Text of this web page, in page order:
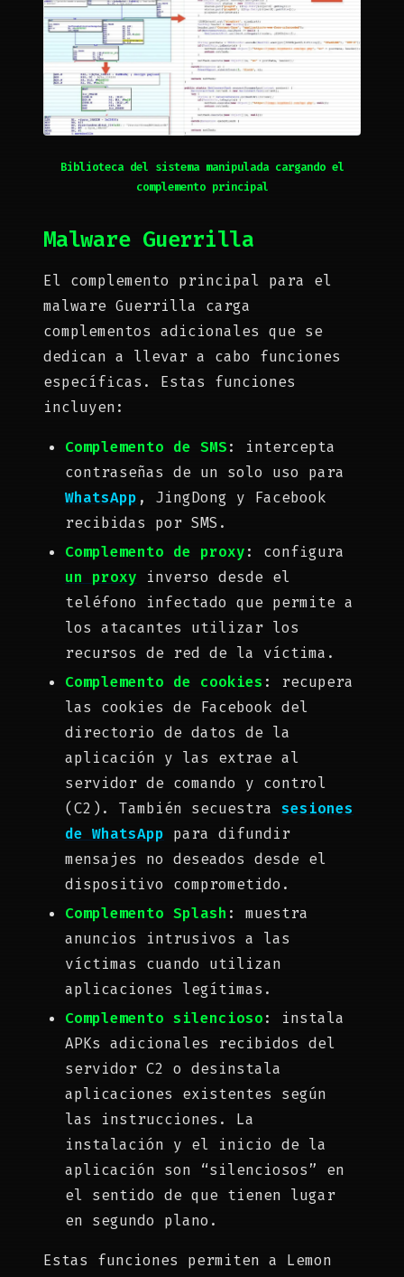
Biblioteca del sistema manipulada cargando el
complemento principal
Malware Guerrilla
El complemento principal para el
malware Guerrilla carga
complementos adicionales que se
dedican a llevar a cabo funciones
específicas. Estas funciones
incluyen:
Complemento de SMS: intercepta
contraseñas de un solo uso para
WhatsApp , JingDong y Facebook
recibidas por SMS.
Complemento de proxy: configura
un proxy inverso desde el
teléfono infectado que permite a
los atacantes utilizar los
recursos de red de la víctima.
Complemento de cookies : recupera
las cookies de Facebook del
directorio de datos de la
aplicación y las extrae al
servidor de comando y control
(C2). También secuestra sesiones
de WhatsApp para difundir
mensajes no deseados desde el
dispositivo comprometido.
Complemento Splash : muestra
anuncios intrusivos a las
víctimas cuando utilizan
aplicaciones legítimas.
Complemento silencioso: instala
APKs adicionales recibidos del
servidor C2 o desinstala
aplicaciones existentes según
las instrucciones. La
instalación y el inicio de la
aplicación son “silenciosos” en
el sentido de que tienen lugar
en segundo plano.
Estas funciones permiten a Lemon